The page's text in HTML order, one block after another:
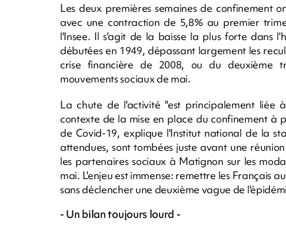
Les deux premières semaines de confinement
avec une contraction de 5,8% au premier
l'Insee. Il s'agit de la baisse la plus forte dans
débutées en 1949, dépassant largement les
crise financière de 2008, ou du deuxième
mouvements sociaux de mai.
La chute de l'activité "est principalement liée
contexte de la mise en place du confinement à
de Covid-19, explique l'Institut national de la
attendues, sont tombées juste avant une
les partenaires sociaux à Matignon sur les
mai. L'enjeu est immense: remettre les Français
sans déclencher une deuxième vague de
- Un bilan toujours lourd -